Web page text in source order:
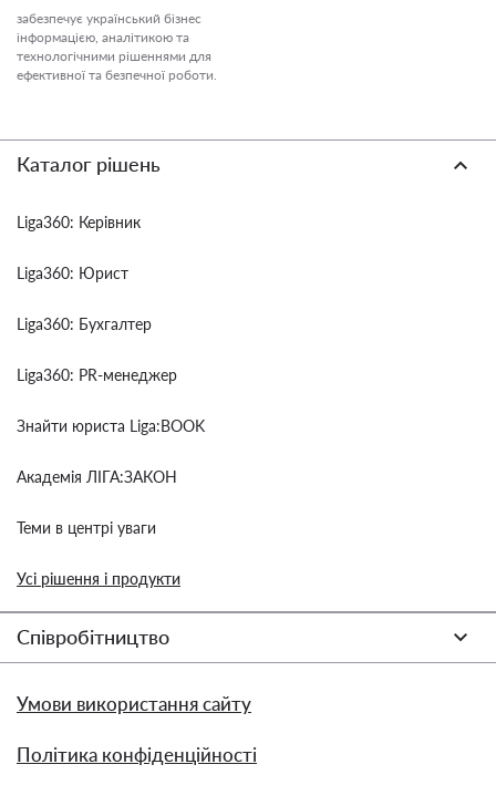
забезпечує український бізнес
інформацією, аналітикою та
технологічними рішеннями для
ефективної та безпечної роботи.
Каталог рішень
Liga360: Керівник
Liga360: Юрист
Liga360: Бухгалтер
Liga360: PR-менеджер
Знайти юриста Liga:BOOK
Академія ЛІГА:ЗАКОН
Теми в центрі уваги
Усі рішення і продукти
Співробітництво
Умови використання сайту
Політика конфіденційності